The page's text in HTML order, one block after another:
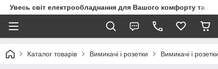
Увесь світ електрообладнання для Вашого комфорту та
Каталог товарів Вимикачі і розетки Вимикачі і